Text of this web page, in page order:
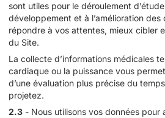
sont utiles pour le déroulement
développement et à l’amélioration
répondre à vos attentes, mieux cibler
du Site.
La collecte d’informations médicales
cardiaque ou la puissance vous
d’une évaluation plus précise du
projetez.
2.3 - Nous utilisons vos données pour